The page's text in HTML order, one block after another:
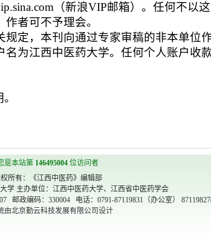
sina.com （新浪VIP邮箱）。 任何不以
作者可不予理会。
规定，本刊向通过专家审稿的非本单位
名为江西中医药大学。任何个人账户收
是本站第 146495004 位访问者
所有：《江西中医药》编辑部
学 主办单位：江西中医药大学、江西省中医药学会
邮政编码：330004 电话：0791-87119831（办公室）
由北京勤云科技发展有限公司设计